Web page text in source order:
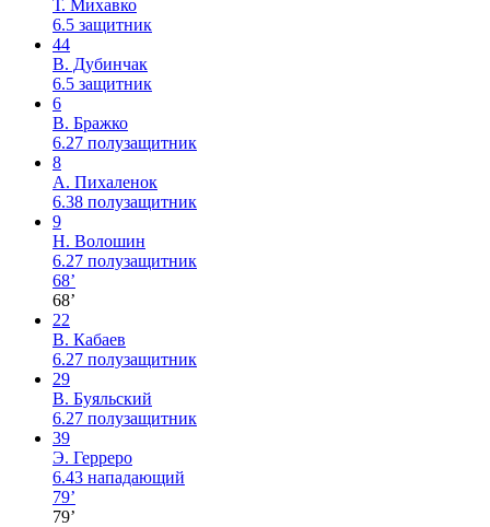
Т. Михавко
6.5 защитник
44
В. Дубинчак
6.5 защитник
6
В. Бражко
6.27 полузащитник
8
А. Пихаленок
6.38 полузащитник
9
Н. Волошин
6.27 полузащитник
68’
68’
22
В. Кабаев
6.27 полузащитник
29
В. Буяльский
6.27 полузащитник
39
Э. Герреро
6.43 нападающий
79’
79’